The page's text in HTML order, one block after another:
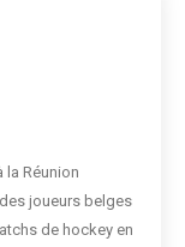
la Réunion
joueurs belges
de hockey en